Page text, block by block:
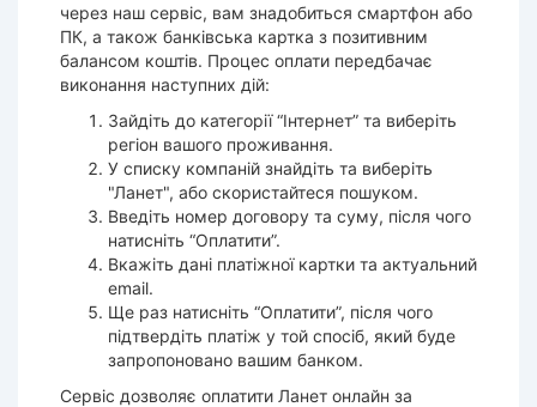
через наш сервіс, вам знадобиться смартфон або
ПК, а також банківська картка з позитивним
балансом коштів. Процес оплати передбачає
виконання наступних дій:
Зайдіть до категорії “Інтернет” та виберіть
регіон вашого проживання.
У списку компаній знайдіть та виберіть
"Ланет", або скористайтеся пошуком.
Введіть номер договору та суму, після чого
натисніть “Оплатити”.
Вкажіть дані платіжної картки та актуальний
email.
Ще раз натисніть “Оплатити”, після чого
підтвердіть платіж у той спосіб, який буде
запропоновано вашим банком.
Сервіс дозволяє оплатити Ланет онлайн за